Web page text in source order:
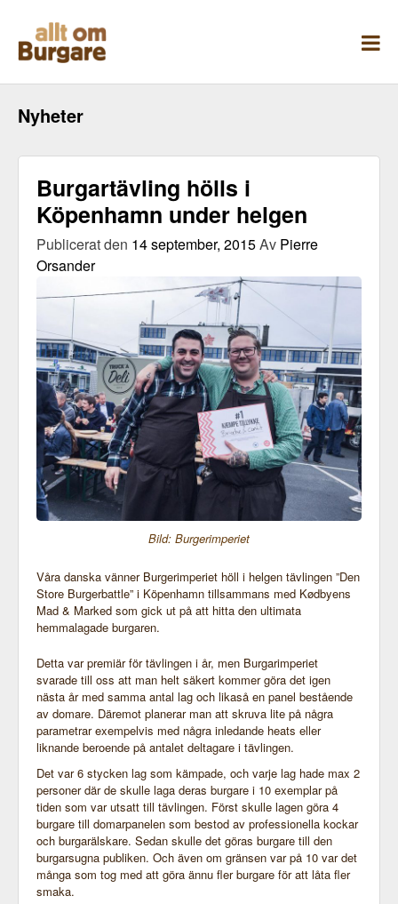
innehåll
Nyheter
Burgartävling hölls i
Köpenhamn under helgen
Publicerat den 14 september, 2015Av Pierre
Orsander
Bild: Burgerimperiet
Våra danska vänner Burgerimperiet höll i helgen tävlingen ”Den
Store Burgerbattle” i Köpenhamn tillsammans med Kødbyens
Mad & Marked som gick ut på att hitta den ultimata
hemmalagade burgaren.
Detta var premiär för tävlingen i år, men Burgarimperiet
svarade till oss att man helt säkert kommer göra det igen
nästa år med samma antal lag och likaså en panel bestående
av domare. Däremot planerar man att skruva lite på några
parametrar exempelvis med några inledande heats eller
liknande beroende på antalet deltagare i tävlingen.
Det var 6 stycken lag som kämpade, och varje lag hade max 2
personer där de skulle laga deras burgare i 10 exemplar på
tiden som var utsatt till tävlingen. Först skulle lagen göra 4
burgare till domarpanelen som bestod av professionella kockar
och burgarälskare. Sedan skulle det göras burgare till den
burgarsugna publiken. Och även om gränsen var på 10 var det
många som tog med att göra ännu fler burgare för att låta fler
smaka.